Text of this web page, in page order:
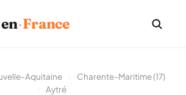
en·France
Aquitaine
Charente-Maritime (17)
Aytré